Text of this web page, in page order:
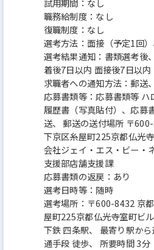
職務給制度：なし
復職制度：なし
選考方法：面接（予定1回
選考結果通知：書類選考後
着後7日以内 面接後7日以内
求職者への通知方法：郵送
応募書類等：応募書類等 ハ
履歴書（写真貼付）、応募
送、 郵送の送付場所 〒
下京区糸屋町225京都仏光
会社ジェイ・エス・ビー
支援部店舗支援課
応募書類の返戻：あり
選考日時等：随時
選考場所：〒600-8432 京
屋町225京都仏光寺室町ビ
下鉄 四条駅、 最寄り駅か
通手段 徒歩、 所要時間 3分